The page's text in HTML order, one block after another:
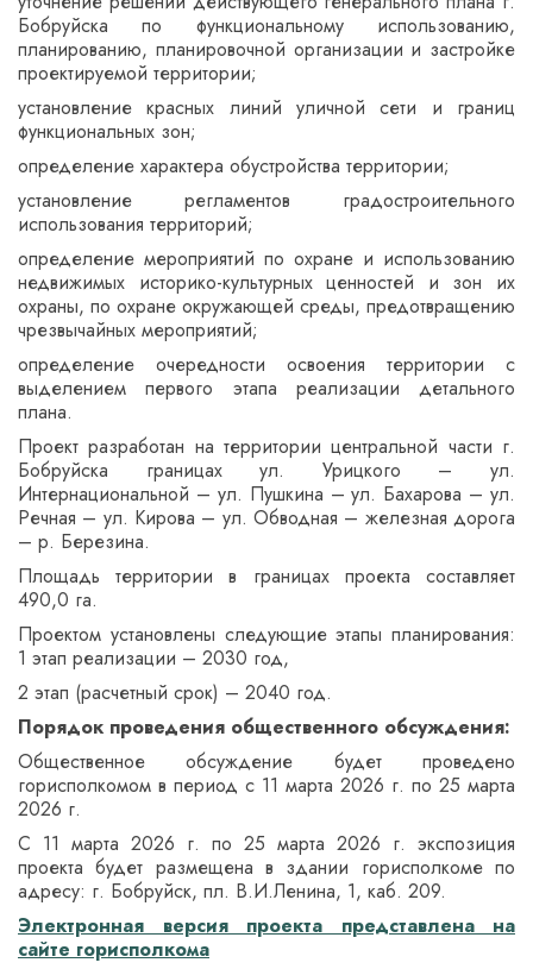
Бобруйска по функциональному использованию,
планированию, планировочной организации и застройке
проектируемой территории;
установление красных линий уличной сети и границ
функциональных зон;
определение характера обустройства территории;
установление регламентов градостроительного
использования территорий;
определение мероприятий по охране и использованию
недвижимых историко-культурных ценностей и зон их
охраны, по охране окружающей среды, предотвращению
чрезвычайных мероприятий;
определение очередности освоения территории с
выделением первого этапа реализации детального
плана.
Проект разработан на территории центральной части г.
Бобруйска границах ул. Урицкого – ул.
Интернациональной – ул. Пушкина – ул. Бахарова – ул.
Речная – ул. Кирова – ул. Обводная – железная дорога
– р. Березина.
Площадь территории в границах проекта составляет
490,0 га.
Проектом установлены следующие этапы планирования:
1 этап реализации – 2030 год,
2 этап (расчетный срок) – 2040 год.
Порядок проведения общественного обсуждения:
Общественное обсуждение будет проведено
горисполкомом в период с 11 марта 2026 г. по 25 марта
2026 г.
С 11 марта 2026 г. по 25 марта 2026 г. экспозиция
проекта будет размещена в здании горисполкоме по
адресу: г. Бобруйск, пл. В.И.Ленина, 1, каб. 209.
Электронная версия проекта представлена на
сайте горисполкома